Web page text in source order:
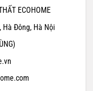
ECOHOME
Hà Đông, Hà Nội